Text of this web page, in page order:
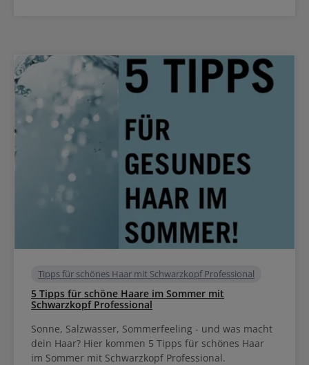
Tipps für schönes Haar mit Schwarzkopf Professional
5 Tipps für schöne Haare im Sommer mit
Schwarzkopf Professional
Sonne, Salzwasser, Sommerfeeling - und was macht
dein Haar? Hier kommen 5 Tipps für schönes Haar
im Sommer mit Schwarzkopf Professional.